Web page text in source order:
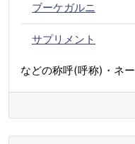
ブーケガルニ
サプリメント
などの称呼(呼称)・ネ